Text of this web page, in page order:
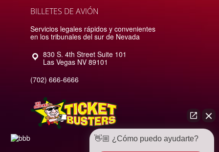
BILLETES DE AVIÓN
Servicios legales rápidos y convenientes
en los tribunales del sur de Nevada
830 S. 4th Street Suite 101
Las Vegas NV 89101
(702) 666-6666
👋🏼 ¿Cómo puedo ayudarte?